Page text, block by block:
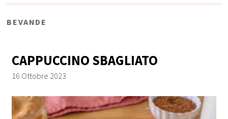
BEVANDE
CAPPUCCINO SBAGLIATO
16 Ottobre 2023